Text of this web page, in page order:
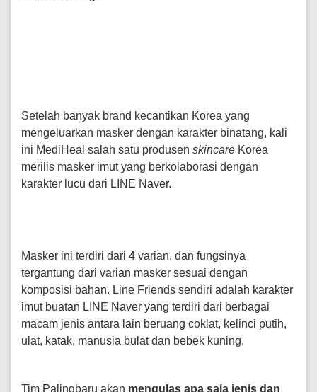
Setelah banyak brand kecantikan Korea yang
mengeluarkan masker dengan karakter binatang, kali
ini MediHeal salah satu produsen skincare Korea
merilis masker imut yang berkolaborasi dengan
karakter lucu dari LINE Naver.
Masker ini terdiri dari 4 varian, dan fungsinya
tergantung dari varian masker sesuai dengan
komposisi bahan. Line Friends sendiri adalah karakter
imut buatan LINE Naver yang terdiri dari berbagai
macam jenis antara lain beruang coklat, kelinci putih,
ulat, katak, manusia bulat dan bebek kuning.
Tim Palingbaru akan mengulas apa saja jenis dan